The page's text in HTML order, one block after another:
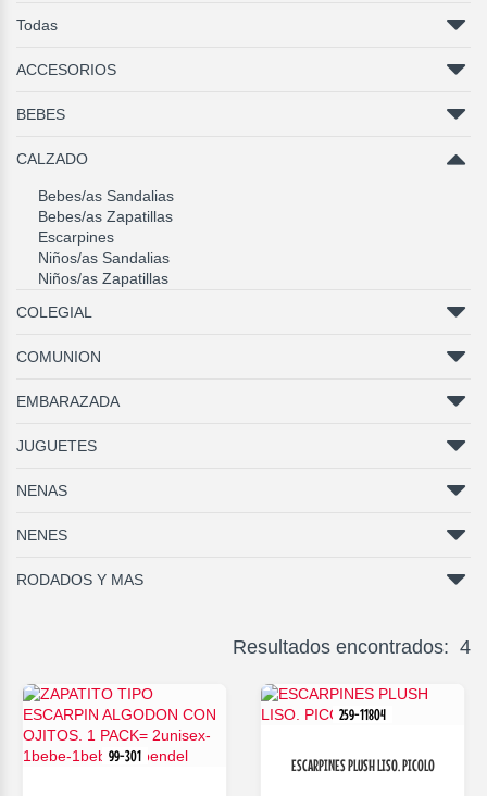
Todas
ACCESORIOS
BEBES
CALZADO
Bebes/as Sandalias
Bebes/as Zapatillas
Escarpines
Niños/as Sandalias
Niños/as Zapatillas
COLEGIAL
COMUNION
EMBARAZADA
JUGUETES
NENAS
NENES
RODADOS Y MAS
Resultados encontrados: 4
99-301
259-11804
ESCARPINES PLUSH LISO. PICOLO